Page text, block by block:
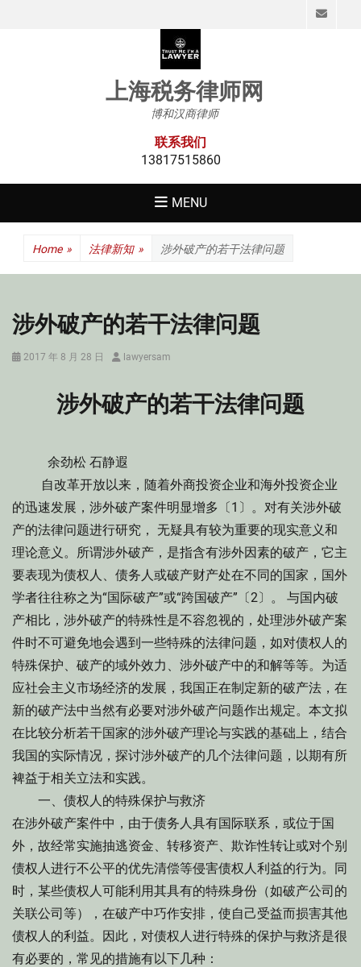
上海税务律师网
博和汉商律师
联系我们
13817515860
MENU
Home » 法律新知 » 涉外破产的若干法律问题
涉外破产的若干法律问题
Posted
2017 年 8 月 28 日 Authorlawyersam
涉外破产的若干法律问题
余劲松 石静遐
自改革开放以来，随着外商投资企业和海外投资企业
的迅速发展，涉外破产案件明显增多〔1〕。对有关涉外破
产的法律问题进行研究， 无疑具有较为重要的现实意义和
理论意义。所谓涉外破产，是指含有涉外因素的破产，它主
要表现为债权人、债务人或破产财产处在不同的国家，国外
学者往往称之为“国际破产”或“跨国破产”〔2〕。 与国内破
产相比，涉外破产的特殊性是不容忽视的，处理涉外破产案
件时不可避免地会遇到一些特殊的法律问题，如对债权人的
特殊保护、破产的域外效力、涉外破产中的和解等等。为适
应社会主义市场经济的发展，我国正在制定新的破产法，在
新的破产法中当然有必要对涉外破产问题作出规定。本文拟
在比较分析若干国家的涉外破产理论与实践的基础上，结合
我国的实际情况，探讨涉外破产的几个法律问题，以期有所
裨益于相关立法和实践。
一、债权人的特殊保护与救济
在涉外破产案件中，由于债务人具有国际联系，或位于国
外，故经常实施抽逃资金、转移资产、欺诈性转让或对个别
债权人进行不公平的优先清偿等侵害债权人利益的行为。同
时，某些债权人可能利用其具有的特殊身份（如破产公司的
关联公司等），在破产中巧作安排，使自己受益而损害其他
债权人的利益。因此，对债权人进行特殊的保护与救济是很
有必要的，常见的措施有以下几种：